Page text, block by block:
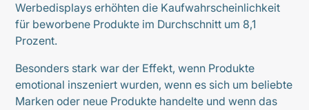
Werbedisplays erhöhten die Kaufwahrscheinlichkeit
für beworbene Produkte im Durchschnitt um 8,1
Prozent.
Besonders stark war der Effekt, wenn Produkte
emotional inszeniert wurden, wenn es sich um beliebte
Marken oder neue Produkte handelte und wenn das